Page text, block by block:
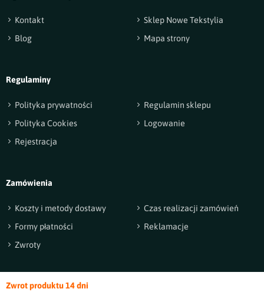
Kontakt
Sklep Nowe Tekstylia
Blog
Mapa strony
Regulaminy
Polityka prywatności
Regulamin sklepu
Polityka Cookies
Logowanie
Rejestracja
Zamówienia
Koszty i metody dostawy
Czas realizacji zamówień
Formy płatności
Reklamacje
Zwroty
Zwrot produktu 14 dni